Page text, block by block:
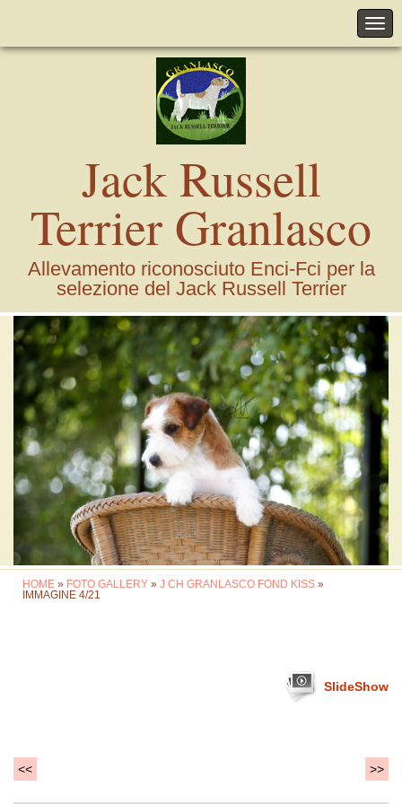
Jack Russell
Terrier Granlasco
Allevamento riconosciuto Enci-Fci per la
selezione del Jack Russell Terrier
HOME » FOTO GALLERY » J CH GRANLASCO FOND KISS »
IMMAGINE 4/21
SlideShow
<< >>